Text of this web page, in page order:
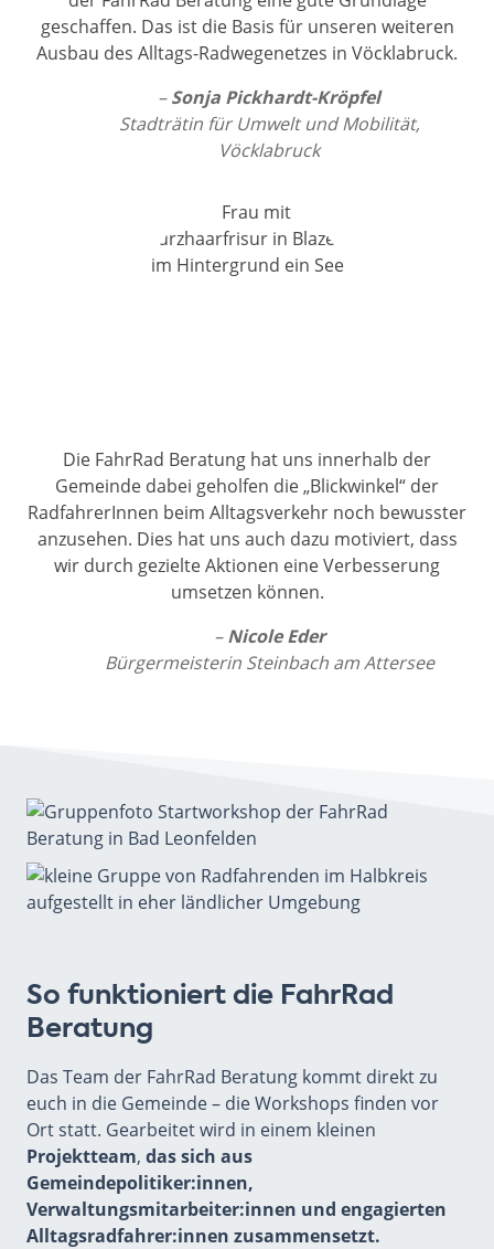
geschaffen. Das ist die Basis für unseren weiteren
Ausbau des Alltags-Radwegenetzes in Vöcklabruck.
Sonja Pickhardt-Kröpfel
Stadträtin für Umwelt und Mobilität,
Vöcklabruck
Die FahrRad Beratung hat uns innerhalb der
Gemeinde dabei geholfen die „Blickwinkel“ der
RadfahrerInnen beim Alltagsverkehr noch bewusster
anzusehen. Dies hat uns auch dazu motiviert, dass
wir durch gezielte Aktionen eine Verbesserung
umsetzen können.
Nicole Eder
Bürgermeisterin Steinbach am Attersee
So funktioniert die FahrRad
Beratung
Das Team der FahrRad Beratung kommt direkt zu
euch in die Gemeinde – die Workshops finden vor
Ort statt. Gearbeitet wird in einem kleinen
Projektteam, das sich aus
Gemeindepolitiker:innen,
Verwaltungsmitarbeiter:innen und engagierten
Alltagsradfahrer:innen zusammensetzt.